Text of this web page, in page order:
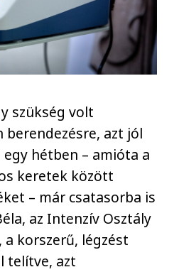
szükség volt
berendezésre, azt jól
hétben – amióta a
keretek között
– már csatasorba is
az Intenzív Osztály
korszerű, légzést
telítve, azt